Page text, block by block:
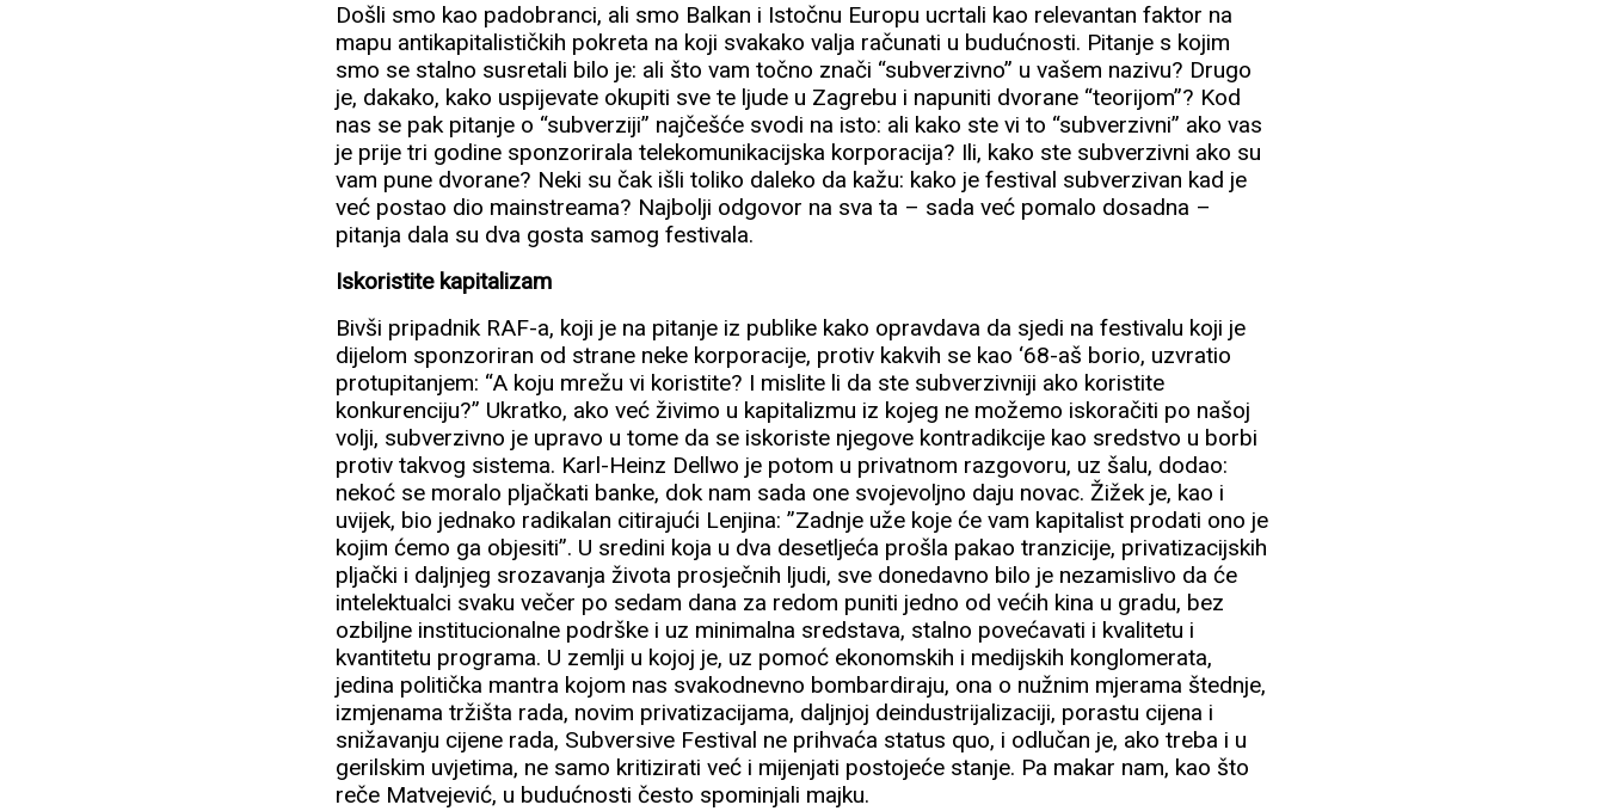
Došli smo kao padobranci, ali smo Balkan i Istočnu Europu ucrtali kao relevantan faktor na
mapu antikapitalističkih pokreta na koji svakako valja računati u budućnosti. Pitanje s kojim
smo se stalno susretali bilo je: ali što vam točno znači “subverzivno” u vašem nazivu? Drugo
je, dakako, kako uspijevate okupiti sve te ljude u Zagrebu i napuniti dvorane “teorijom”? Kod
nas se pak pitanje o “subverziji” najčešće svodi na isto: ali kako ste vi to “subverzivni” ako vas
je prije tri godine sponzorirala telekomunikacijska korporacija? Ili, kako ste subverzivni ako su
vam pune dvorane? Neki su čak išli toliko daleko da kažu: kako je festival subverzivan kad je
već postao dio mainstreama? Najbolji odgovor na sva ta – sada već pomalo dosadna –
pitanja dala su dva gosta samog festivala.
Iskoristite kapitalizam
Bivši pripadnik RAF-a, koji je na pitanje iz publike kako opravdava da sjedi na festivalu koji je
dijelom sponzoriran od strane neke korporacije, protiv kakvih se kao ‘68-aš borio, uzvratio
protupitanjem: “A koju mrežu vi koristite? I mislite li da ste subverzivniji ako koristite
konkurenciju?” Ukratko, ako već živimo u kapitalizmu iz kojeg ne možemo iskoračiti po našoj
volji, subverzivno je upravo u tome da se iskoriste njegove kontradikcije kao sredstvo u borbi
protiv takvog sistema. Karl-Heinz Dellwo je potom u privatnom razgovoru, uz šalu, dodao:
nekoć se moralo pljačkati banke, dok nam sada one svojevoljno daju novac. Žižek je, kao i
uvijek, bio jednako radikalan citirajući Lenjina: ”Zadnje uže koje će vam kapitalist prodati ono je
kojim ćemo ga objesiti”. U sredini koja u dva desetljeća prošla pakao tranzicije, privatizacijskih
pljački i daljnjeg srozavanja života prosječnih ljudi, sve donedavno bilo je nezamislivo da će
intelektualci svaku večer po sedam dana za redom puniti jedno od većih kina u gradu, bez
ozbiljne institucionalne podrške i uz minimalna sredstava, stalno povećavati i kvalitetu i
kvantitetu programa. U zemlji u kojoj je, uz pomoć ekonomskih i medijskih konglomerata,
jedina politička mantra kojom nas svakodnevno bombardiraju, ona o nužnim mjerama štednje,
izmjenama tržišta rada, novim privatizacijama, daljnjoj deindustrijalizaciji, porastu cijena i
snižavanju cijene rada, Subversive Festival ne prihvaća status quo, i odlučan je, ako treba i u
gerilskim uvjetima, ne samo kritizirati već i mijenjati postojeće stanje. Pa makar nam, kao što
reče Matvejević, u budućnosti često spominjali majku.